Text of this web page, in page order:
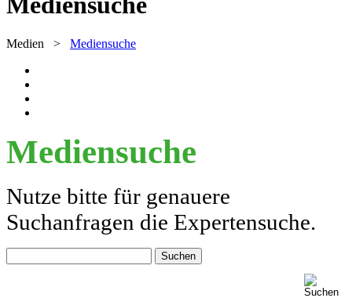
Medien > Mediensuche
Mediensuche
Nutze bitte für genauere
Suchanfragen die Expertensuche.